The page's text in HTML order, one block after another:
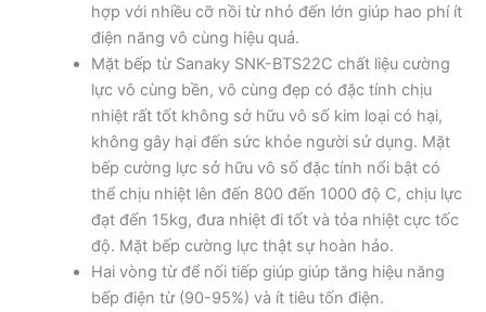
hợp với nhiều cỡ nồi từ nhỏ đến lớn giúp hao phí ít
điện năng vô cùng hiệu quả.
Mặt bếp từ Sanaky SNK-BTS22C chất liệu cường
lực vô cùng bền, vô cùng đẹp có đặc tính chịu
nhiệt rất tốt không sở hữu vô số kim loại có hại,
không gây hại đến sức khỏe người sử dụng. Mặt
bếp cường lực sở hữu vô số đặc tính nổi bật có
thể chịu nhiệt lên đến 800 đến 1000 độ C, chịu lực
đạt đến 15kg, đưa nhiệt đi tốt và tỏa nhiệt cực tốc
độ. Mặt bếp cường lực thật sự hoàn hảo.
Hai vòng từ để nối tiếp giúp giúp tăng hiệu năng
bếp điện từ (90-95%) và ít tiêu tốn điện.